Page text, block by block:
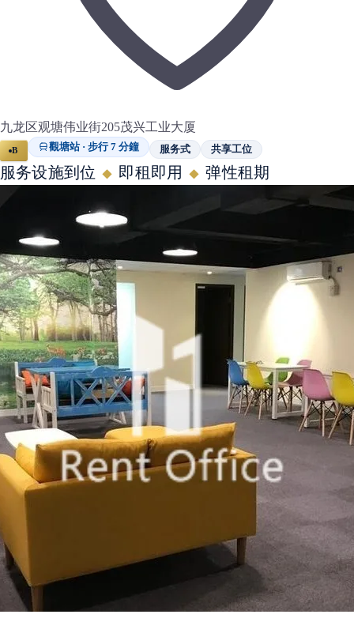
九龙区观塘伟业街205茂兴工业大厦
B 觀塘站 · 步行 7 分鐘 服务式 共享工位
服务设施到位 ◆ 即租即用 ◆ 弹性租期